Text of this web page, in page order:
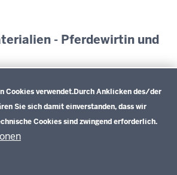
Cookies verwendet.Durch Anklicken des/der
Sie sich damit einverstanden, dass wir
Cookies sind zwingend erforderlich.
- Pferdewirtin und